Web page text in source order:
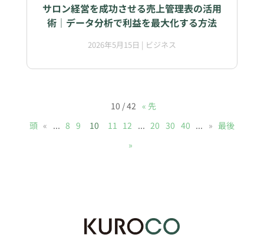
サロン経営を成功させる売上管理表の活用
術｜データ分析で利益を最大化する方法
2026年5月15日 | ビジネス
10 / 42 « 先
頭 « ... 8 9 10 11 12 ... 20 30 40 ... » 最後
»